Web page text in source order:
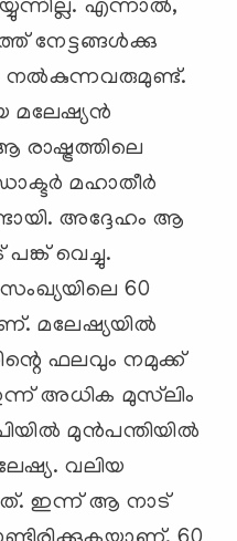
എന്നാല്‍,
നേട്ടങ്ങള്‍ക്കു
നല്‍കുന്നവരുമുണ്ട്.
മലേഷ്യന്‍
മഹാതീര്‍
അദ്ദേഹം ആ
വെച്ചു.
60
മലേഷ്യയില്‍
ഫലവും നമുക്ക്
അധിക മുസ്‌ലിം
മുന്‍പന്തിയില്‍
വലിയ
ഇന്ന് ആ നാട്